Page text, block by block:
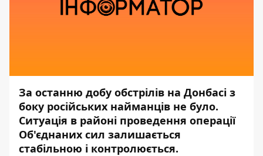
За останню добу обстрілів на Донбасі з
боку російських найманців не було.
Ситуація в районі проведення операції
Об'єднаних сил залишається
стабільною і контролюється.